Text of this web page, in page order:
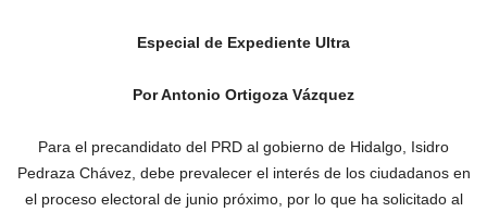
Especial de Expediente Ultra
Por Antonio Ortigoza Vázquez
Para el precandidato del PRD al gobierno de Hidalgo, Isidro
Pedraza Chávez, debe prevalecer el interés de los ciudadanos en
el proceso electoral de junio próximo, por lo que ha solicitado al